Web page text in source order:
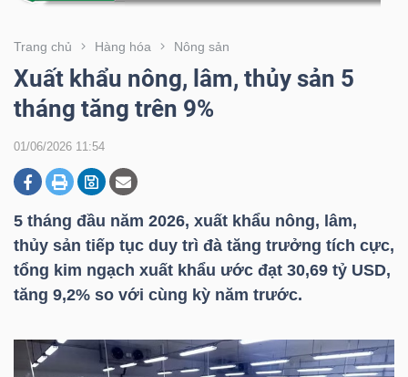
Trang chủ Hàng hóa Nông sản
Xuất khẩu nông, lâm, thủy sản 5
tháng tăng trên 9%
01/06/2026 11:54
5 tháng đầu năm 2026, xuất khẩu nông, lâm,
thủy sản tiếp tục duy trì đà tăng trưởng tích cực,
tổng kim ngạch xuất khẩu ước đạt 30,69 tỷ USD,
tăng 9,2% so với cùng kỳ năm trước.
VIETSTOCK
CHỨNG
DOANH
NGHIỆP
ĐỘNG